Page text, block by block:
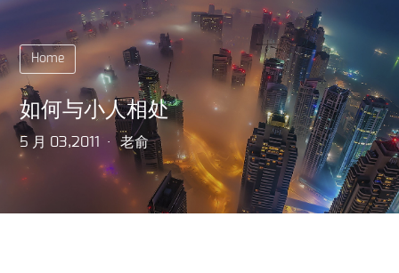
Home
如何与小人相处
5 月 03,2011 老俞